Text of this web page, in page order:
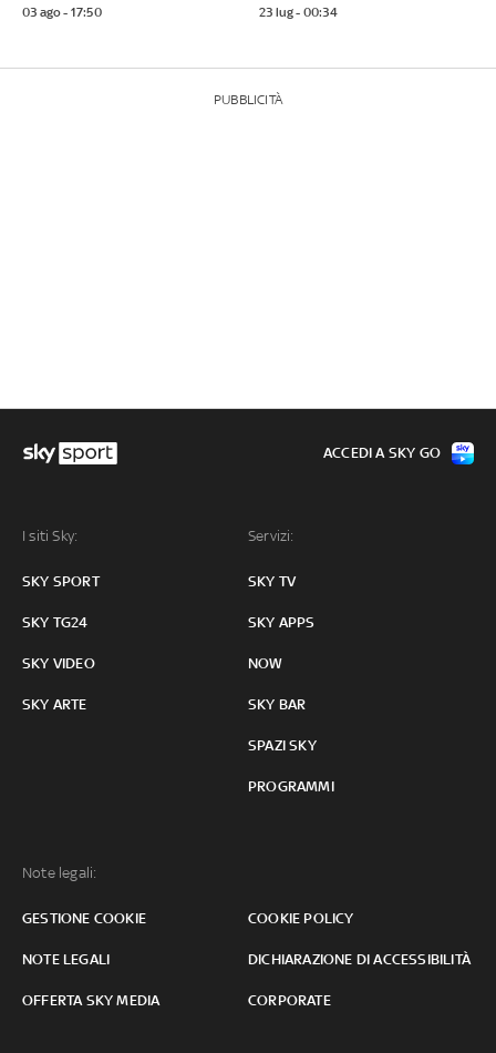
03 ago - 17:50 23 lug - 00:34
PUBBLICITÀ
I siti Sky:
SKY SPORT
SKY TG24
SKY VIDEO
SKY ARTE
Servizi:
SKY TV
SKY APPS
NOW
SKY BAR
SPAZI SKY
PROGRAMMI
Note legali:
GESTIONE COOKIE COOKIE POLICY
NOTE LEGALI DICHIARAZIONE DI ACCESSIBILITÀ
OFFERTA SKY MEDIA CORPORATE
ACCEDI A SKY GO